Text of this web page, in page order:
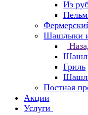
Из
Шашлыки
Гриль
Постная
Акции
Услуги